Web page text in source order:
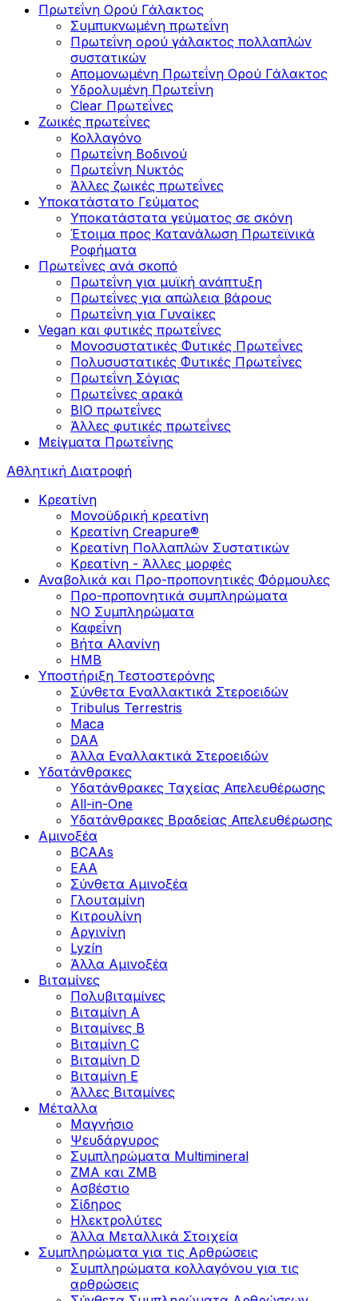
Πρωτεΐνη Ορού Γάλακτος
Συμπυκνωμένη πρωτεΐνη
Πρωτεΐνη ορού γάλακτος πολλαπλών
συστατικών
Απομονωμένη Πρωτεΐνη Ορού Γάλακτος
Υδρολυμένη Πρωτεΐνη
Clear Πρωτεΐνες
Ζωικές πρωτεΐνες
Κολλαγόνο
Πρωτεΐνη Βοδινού
Πρωτεΐνη Νυκτός
Άλλες ζωικές πρωτεΐνες
Υποκατάστατο Γεύματος
Υποκατάστατα γεύματος σε σκόνη
Έτοιμα προς Κατανάλωση Πρωτεϊνικά
Ροφήματα
Πρωτεΐνες ανά σκοπό
Πρωτεΐνη για μυϊκή ανάπτυξη
Πρωτεΐνες για απώλεια βάρους
Πρωτεΐνη για Γυναίκες
Vegan και φυτικές πρωτεΐνες
Μονοσυστατικές Φυτικές Πρωτεΐνες
Πολυσυστατικές Φυτικές Πρωτεΐνες
Πρωτεΐνη Σόγιας
Πρωτεΐνες αρακά
ΒIO πρωτεΐνες
Άλλες φυτικές πρωτεΐνες
Μείγματα Πρωτεΐνης
Αθλητική Διατροφή
Κρεατίνη
Μονοϋδρική κρεατίνη
Κρεατίνη Creapure®
Κρεατίνη Πολλαπλών Συστατικών
Κρεατίνη - Άλλες μορφές
Αναβολικά και Προ-προπονητικές Φόρμουλες
Προ-προπονητικά συμπληρώματα
ΝΟ Συμπληρώματα
Καφεΐνη
Βήτα Αλανίνη
HMB
Υποστήριξη Τεστοστερόνης
Σύνθετα Εναλλακτικά Στεροειδών
Tribulus Terrestris
Maca
DAA
Άλλα Εναλλακτικά Στεροειδών
Υδατάνθρακες
Υδατάνθρακες Ταχείας Απελευθέρωσης
All-in-One
Υδατάνθρακες Βραδείας Απελευθέρωσης
Αμινοξέα
BCAAs
EAA
Σύνθετα Αμινοξέα
Γλουταμίνη
Κιτρουλίνη
Αργινίνη
Lyzín
Άλλα Αμινοξέα
Βιταμίνες
Πολυβιταμίνες
Βιταμίνη Α
Βιταμίνες Β
Βιταμίνη C
Βιταμίνη D
Βιταμίνη Ε
Άλλες Βιταμίνες
Μέταλλα
Μαγνήσιο
Ψευδάργυρος
Συμπληρώματα Multimineral
ZMA και ZMB
Ασβέστιο
Σίδηρος
Ηλεκτρολύτες
Άλλα Mεταλλικά Στοιχεία
Συμπληρώματα για τις Αρθρώσεις
Συμπληρώματα κολλαγόνου για τις
αρθρώσεις